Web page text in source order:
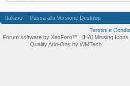
Italiano Passa alla Versione Desktop
Termini e
Forum software by XenForo™ | [HA] Missing Icons
Quality Add-Ons by WMTech